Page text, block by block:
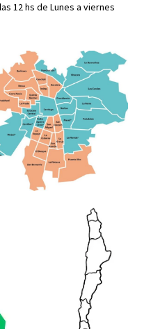
12 hs de Lunes a viernes